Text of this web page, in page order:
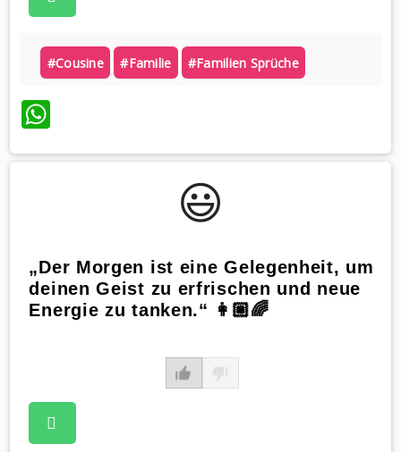
#cousine #familie #familien Sprüche
WhatsApp
😃️
„Der Morgen ist eine Gelegenheit, um
deinen Geist zu erfrischen und neue
Energie zu tanken.“ 👩🏼🌈